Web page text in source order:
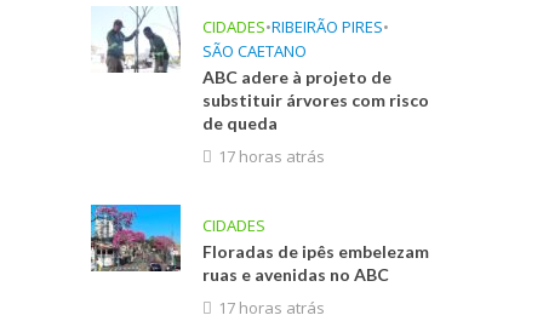
CIDADES•RIBEIRÃO PIRES•
SÃO CAETANO
ABC adere à projeto de
substituir árvores com risco
de queda
17 horas atrás
CIDADES
Floradas de ipês embelezam
ruas e avenidas no ABC
17 horas atrás